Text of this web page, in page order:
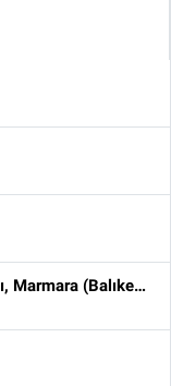
Marmara Denizi, Marmara Adası, Marmara (Balıkesir)